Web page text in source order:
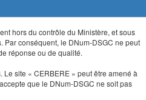
hors du contrôle du Ministère, et sous
conséquent, le DNum-DSGC ne peut
réponse ou de qualité.
Le site « CERBERE » peut être amené à
que le DNum-DSGC ne soit pas